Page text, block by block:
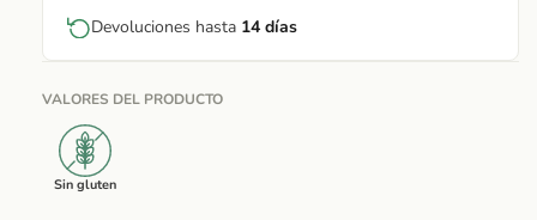
Devoluciones hasta 14 días
VALORES DEL PRODUCTO
Sin gluten